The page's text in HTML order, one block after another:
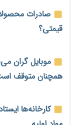
صادرات
قیمتی؟
همچنان متوقف
کارخانه‌ها